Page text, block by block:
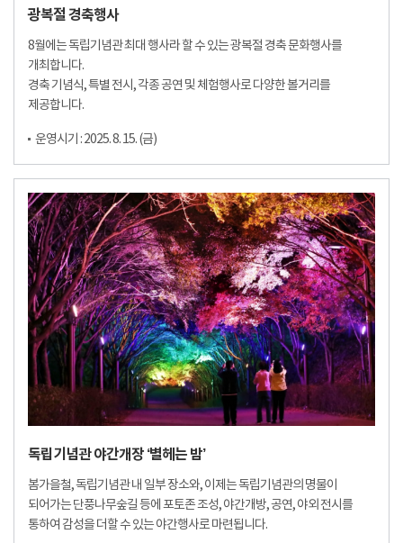
광복절 경축행사
8월에는 독립기념관 최대 행사라 할 수 있는 광복절 경축 문화행사를
개최합니다.
경축 기념식, 특별 전시, 각종 공연 및 체험행사로 다양한 볼거리를
제공합니다.
운영시기 : 2025. 8. 15. (금)
독립기념관 야간개장 ‘별헤는 밤’
봄가을철, 독립기념관 내 일부 장소와, 이제는 독립기념관의 명물이
되어가는 단풍나무숲길 등에 포토존 조성, 야간개방, 공연, 야외 전시를
통하여 감성을 더할 수 있는 야간행사로 마련됩니다.